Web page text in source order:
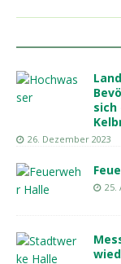
sich
26. Dezember 2023
25.